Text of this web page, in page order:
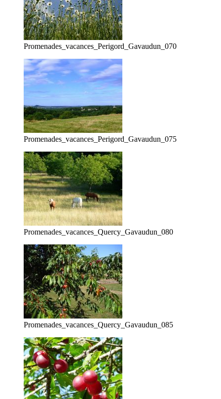
Promenades_vacances_Perigord_Gavaudun_070
Promenades_vacances_Perigord_Gavaudun_075
Promenades_vacances_Quercy_Gavaudun_080
Promenades_vacances_Quercy_Gavaudun_085